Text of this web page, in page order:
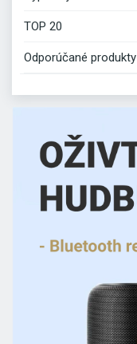
TOP 20
Odporúčané produkty